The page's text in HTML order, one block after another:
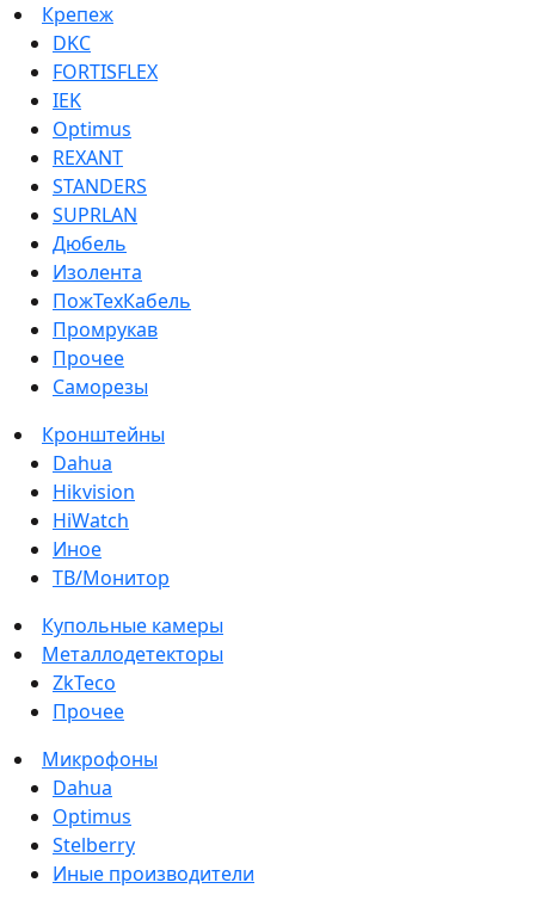
Крепеж
DKC
FORTISFLEX
IEK
Optimus
REXANT
STANDERS
SUPRLAN
Дюбель
Изолента
ПожТехКабель
Промрукав
Прочее
Саморезы
Кронштейны
Dahua
Hikvision
HiWatch
Иное
ТВ/Монитор
Купольные камеры
Металлодетекторы
ZkTeco
Прочее
Микрофоны
Dahua
Optimus
Stelberry
Иные производители